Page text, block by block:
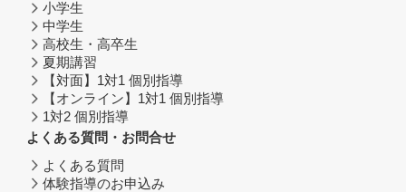
小学生
中学生
高校生・高卒生
夏期講習
【対面】1対1 個別指導
【オンライン】1対1 個別指導
1対2 個別指導
よくある質問・お問合せ
よくある質問
体験指導のお申込み